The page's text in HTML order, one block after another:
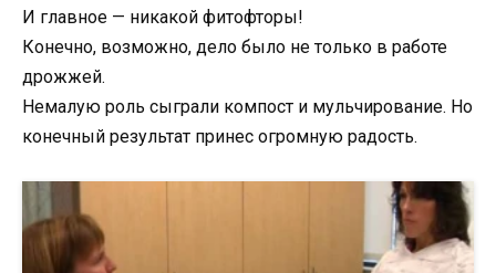
И главное — никакой фитофторы!
Конечно, возможно, дело было не только в работе
дрожжей.
Немалую роль сыграли компост и мульчирование. Но
конечный результат принес огромную радость.